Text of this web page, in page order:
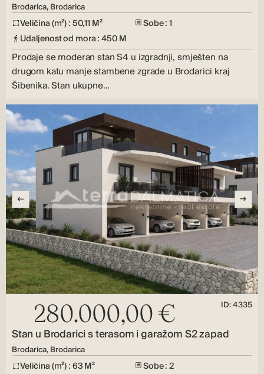
Brodarica, Brodarica
Veličina (m²) : 50,11 M²
Sobe : 1
Udaljenost od mora : 450 M
Prodaje se moderan stan S4 u izgradnji, smješten na
drugom katu manje stambene zgrade u Brodarici kraj
Šibenika. Stan ukupne…
280.000,00 € ID: 4335
Stan u Brodarici s terasom i garažom S2 zapad
Brodarica, Brodarica
Veličina (m²) : 63 M²
Sobe : 2